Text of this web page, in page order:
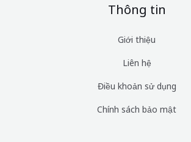
Thông tin
Giới thiệu
Liên hệ
Điều khoản sử dụng
Chính sách bảo mật